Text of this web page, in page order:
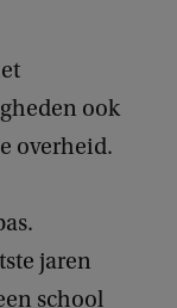
ook
overheid.
jaren
school